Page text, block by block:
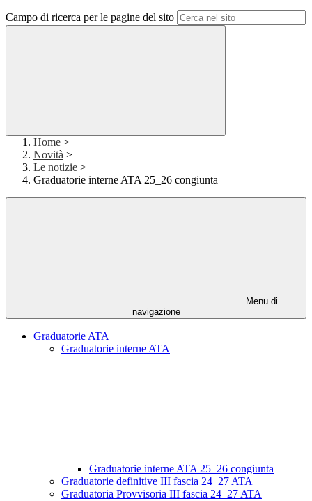
Campo di ricerca per le pagine del sito
Home >
Novità >
Le notizie >
Graduatorie interne ATA 25_26 congiunta
Menu di
navigazione
Graduatorie ATA
Graduatorie interne ATA
Graduatorie interne ATA 25_26 congiunta
Graduatorie definitive III fascia 24_27 ATA
Graduatoria Provvisoria III fascia 24_27 ATA